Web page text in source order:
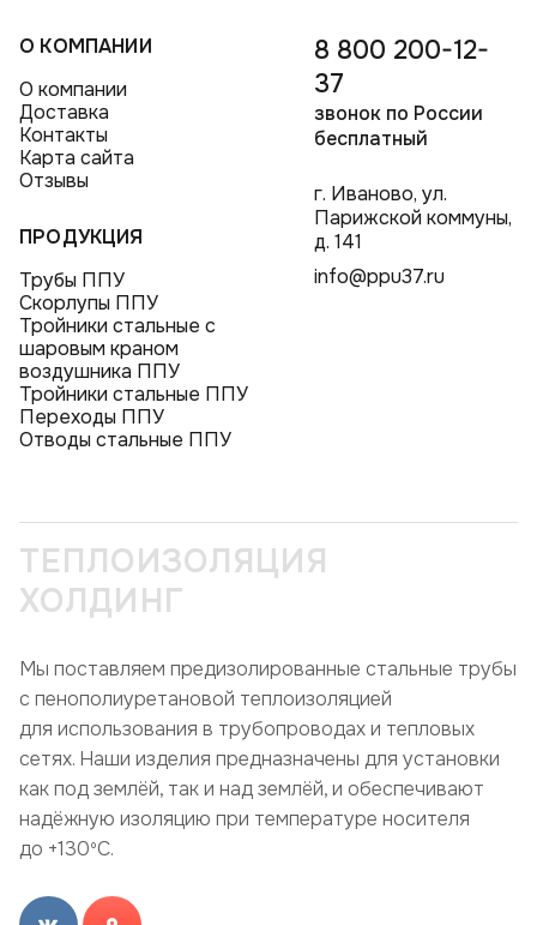
О КОМПАНИИ
О компании
Доставка
Контакты
Карта сайта
Отзывы
ПРОДУКЦИЯ
Трубы ППУ
Скорлупы ППУ
Тройники стальные с
шаровым краном
воздушника ППУ
Тройники стальные ППУ
Переходы ППУ
Отводы стальные ППУ
8 800 200-12-
37
звонок по России
бесплатный
г. Иваново, ул.
Парижской коммуны,
д. 141
info@ppu37.ru
ТЕПЛОИЗОЛЯЦИЯ
ХОЛДИНГ
Мы поставляем предизолированные стальные трубы
с пенополиуретановой теплоизоляцией
для использования в трубопроводах и тепловых
сетях. Наши изделия предназначены для установки
как под землёй, так и над землёй, и обеспечивают
надёжную изоляцию при температуре носителя
до +130ºC.